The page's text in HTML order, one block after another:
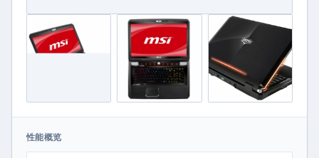
性能概览